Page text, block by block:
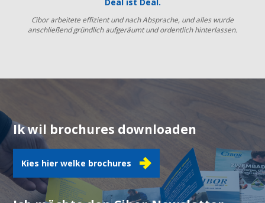
Cibor arbeitete effizient und nach Absprache, und alles wurde
anschließend gründlich aufgeräumt und ordentlich hinterlassen.
Ik wil brochures downloaden
Kies hier welke brochures